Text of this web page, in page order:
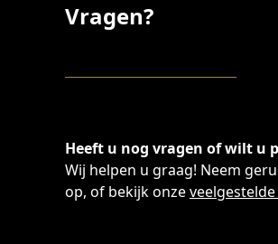
Vragen?
Heeft u nog vragen of wilt u
Wij helpen u graag! Neem
op, of bekijk onze